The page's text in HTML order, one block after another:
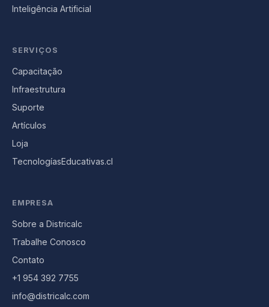
Inteligência Artificial
SERVIÇOS
Capacitação
Infraestrutura
Suporte
Artículos
Loja
TecnologíasEducativas.cl
EMPRESA
Sobre a Districalc
Trabalhe Conosco
Contato
+1 954 392 7755
info@districalc.com